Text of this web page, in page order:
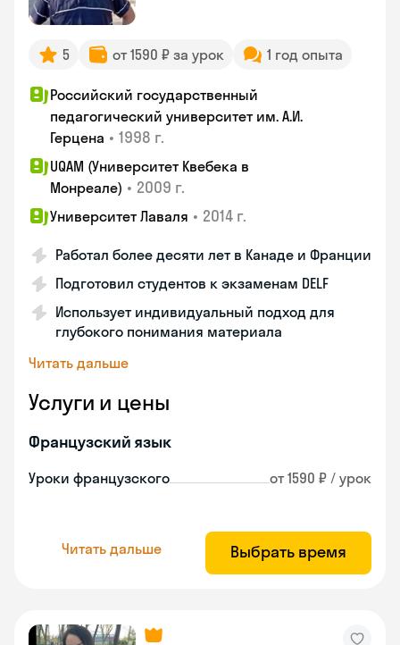
5 от 1590 ₽ за урок 1 год опыта
Российский государственный
педагогический университет им. А.И.
Герцена • 1998 г.
UQAM (Университет Квебека в
Монреале) • 2009 г.
Университет Лаваля • 2014 г.
Работал более десяти лет в Канаде и Франции
Подготовил студентов к экзаменам DELF
Использует индивидуальный подход для
глубокого понимания материала
Читать дальше
Услуги и цены
Французский язык
Уроки французского от 1590 ₽ / урок
Читать дальше Выбрать время